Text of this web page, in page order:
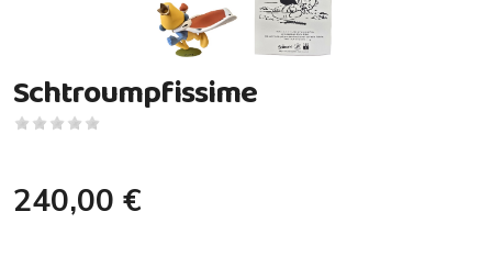
Schtroumpfissime
240,00 €